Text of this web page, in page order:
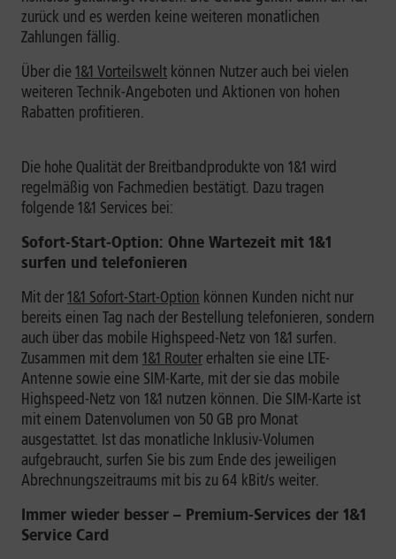
zurück und es werden keine weiteren monatlichen
Zahlungen fällig.
Über die1&1 Vorteilswelt können Nutzer auch bei vielen
weiteren Technik-Angeboten und Aktionen von hohen
Rabatten profitieren.
Die hohe Qualität der Breitbandprodukte von 1&1 wird
regelmäßig von Fachmedien bestätigt. Dazu tragen
folgende 1&1 Services bei:
Sofort-Start-Option: Ohne Wartezeit mit 1&1
surfen und telefonieren
Mit der1&1 Sofort-Start-Option können Kunden nicht nur
bereits einen Tag nach der Bestellung telefonieren, sondern
auch über das mobile Highspeed-Netz von 1&1 surfen.
Zusammen mit dem 1&1 Routererhalten sie eine LTE-
Antenne sowie eine SIM-Karte, mit der sie das mobile
Highspeed-Netz von 1&1 nutzen können. Die SIM-Karte ist
mit einem Datenvolumen von 50 GB pro Monat
ausgestattet. Ist das monatliche Inklusiv-Volumen
aufgebraucht, surfen Sie bis zum Ende des jeweiligen
Abrechnungszeitraums mit bis zu 64 kBit/s weiter.
Immer wieder besser – Premium-Services der 1&1
Service Card